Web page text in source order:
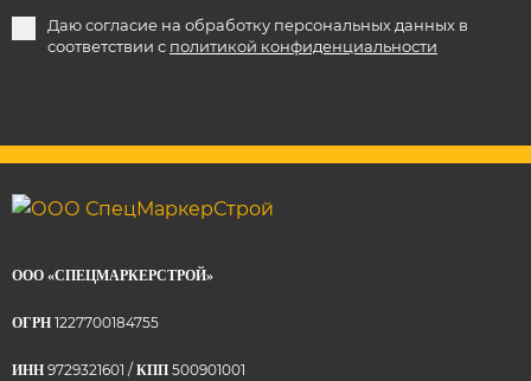
Даю согласие на обработку персональных данных в
соответствии с политикой конфиденциальности
ООО «СПЕЦМАРКЕРСТРОЙ»
ОГРН 1227700184755
ИНН 9729321601 / КПП 500901001